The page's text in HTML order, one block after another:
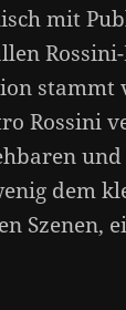
mit
stammt
Rossini
dem
Szenen,